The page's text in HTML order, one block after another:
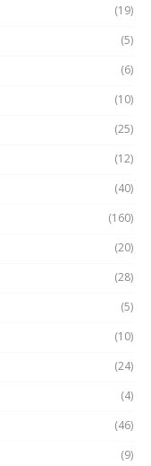
(19)
(5)
(6)
(10)
(25)
(12)
(40)
(160)
(20)
(28)
(5)
(10)
(24)
(4)
(46)
(9)